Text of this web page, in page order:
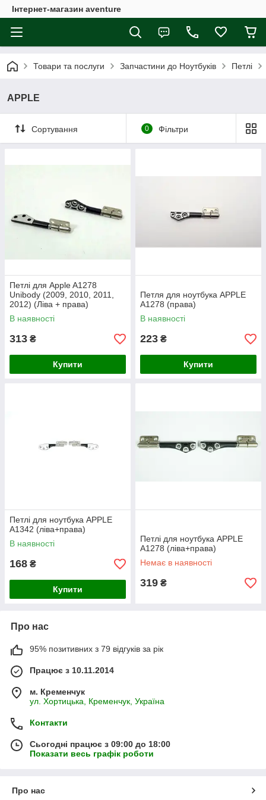
Інтернет-магазин aventure
Товари та послуги Запчастини до Ноутбуків Петлі
APPLE
Сортування 0 Фільтри
Петлі для Apple A1278
Unibody (2009, 2010, 2011,
2012) (Ліва + права)
В наявності
313 ₴
Купити
Петля для ноутбука APPLE
A1278 (права)
В наявності
223 ₴
Купити
Петлі для ноутбука APPLE
A1342 (ліва+права)
В наявності
168 ₴
Купити
Петлі для ноутбука APPLE
A1278 (ліва+права)
Немає в наявності
319 ₴
Про нас
95% позитивних з 79 відгуків за рік
Працює з 10.11.2014
м. Кременчук
ул. Хортицька, Кременчук, Україна
Контакти
Сьогодні працює з 09:00 до 18:00
Показати весь графік роботи
Про нас